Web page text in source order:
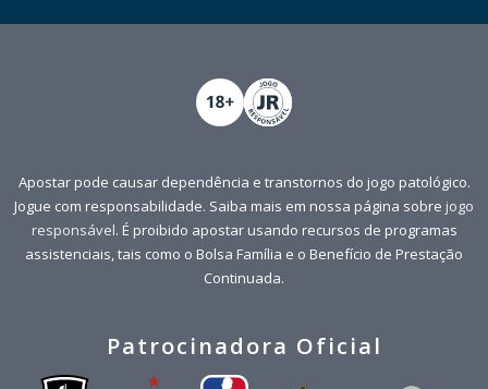
Apostar pode causar dependência e transtornos do jogo patológico.
Jogue com responsabilidade. Saiba mais em nossa página sobre jogo
responsável. É proibido apostar usando recursos de programas
assistenciais, tais como o Bolsa Família e o Benefício de Prestação
Continuada.
Patrocinadora Oficial